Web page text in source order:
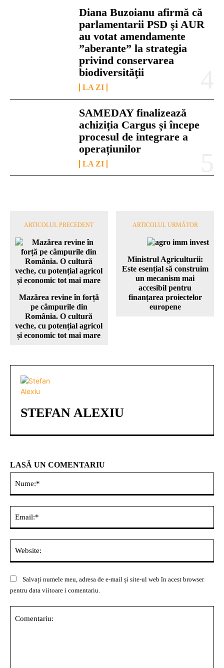
Diana Buzoianu afirmă că
parlamentarii PSD şi AUR
au votat amendamente
”aberante” la strategia
privind conservarea
biodiversităţii
LA ZI
SAMEDAY finalizează
achiziția Cargus și începe
procesul de integrare a
operațiunilor
LA ZI
ARTICOLUL PRECEDENT
Mazărea revine în forță
pe câmpurile din
România. O cultură
veche, cu potențial agricol
și economic tot mai mare
ARTICOLUL URMĂTOR
Ministrul Agriculturii:
Este esențial să construim
un mecanism mai
accesibil pentru
finanțarea proiectelor
europene
STEFAN ALEXIU
LASĂ UN COMENTARIU
Salvați numele meu, adresa de e-mail și site-ul web în acest browser
pentru data viitoare i comentariu.